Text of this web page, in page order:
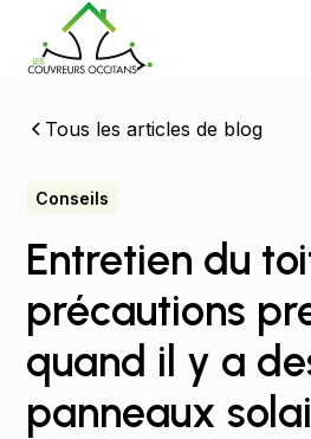
Tous les articles de blog
Conseils
Entretien du
précautions
quand il y a
panneaux